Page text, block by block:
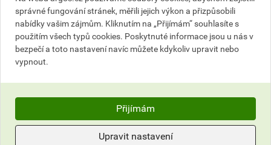
Popis
Cimco
Hodnocení
správné fungování stránek, měřili jejich výkon a přizpůsobili
nabídky vašim zájmům. Kliknutím na „Přijímám“ souhlasíte s
použitím všech typů cookies. Poskytnuté informace jsou u nás v
bezpečí a toto nastavení navíc můžete kdykoliv upravit nebo
vypnout.
Přijímám
Upravit nastavení